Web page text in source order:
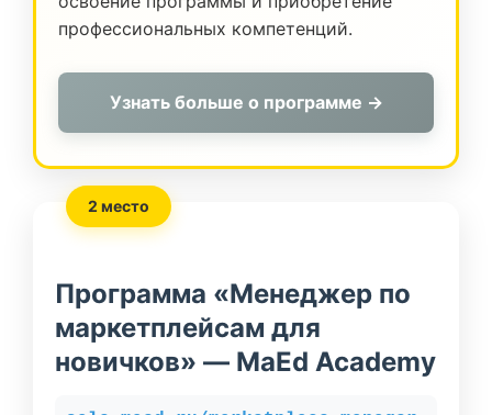
профессиональных компетенций.
Узнать больше о программе →
2 место
Программа «Менеджер по
маркетплейсам для
новичков» — MaEd Academy